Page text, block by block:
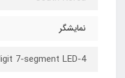
نمایشگر
4-digit 7-segment LED